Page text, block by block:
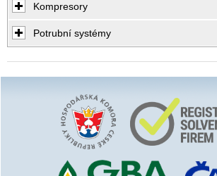
Kompresory
Potrubní systémy